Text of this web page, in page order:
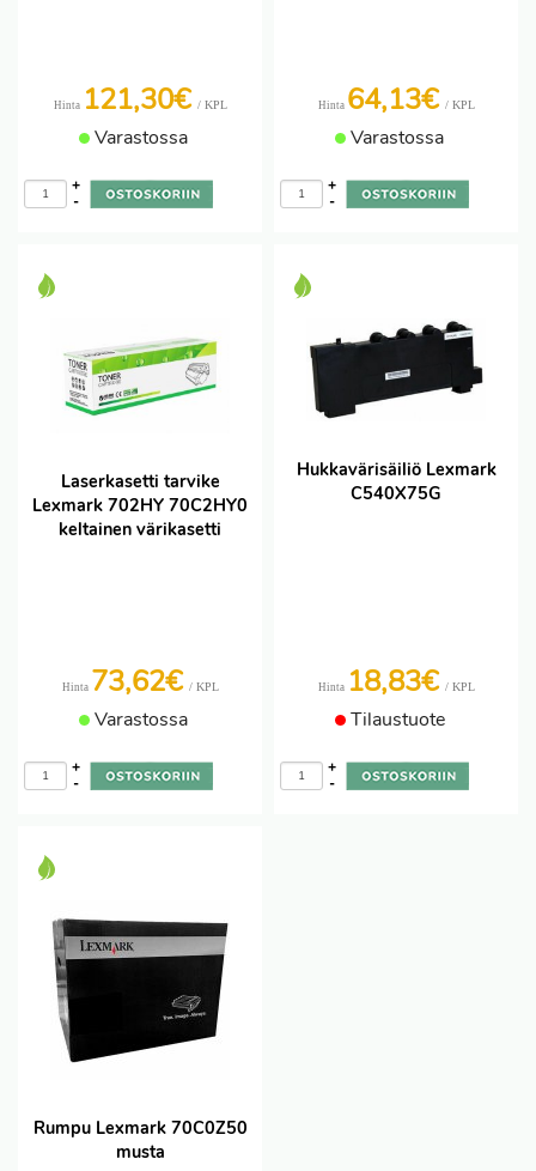
Hinta 121,30€ / KPL
Varastossa
-
+
Hinta 64,13€ / KPL
Varastossa
-
+
Laserkasetti tarvike
Lexmark 702HY 70C2HY0
keltainen värikasetti
Hinta 73,62€ / KPL
Varastossa
-
+
Hukkavärisäiliö Lexmark
C540X75G
Hinta 18,83€ / KPL
Tilaustuote
-
+
Rumpu Lexmark 70C0Z50
musta